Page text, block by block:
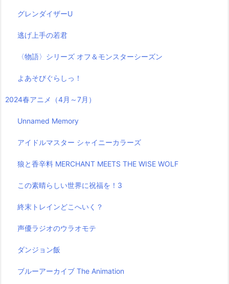
グレンダイザーU
逃げ上手の若君
〈物語〉シリーズ オフ＆モンスターシーズン
よあそびぐらしっ！
2024春アニメ（4月～7月）
Unnamed Memory
アイドルマスター シャイニーカラーズ
狼と香辛料 MERCHANT MEETS THE WISE WOLF
この素晴らしい世界に祝福を！3
終末トレインどこへいく？
声優ラジオのウラオモテ
ダンジョン飯
ブルーアーカイブ The Animation